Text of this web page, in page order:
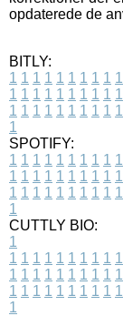
opdaterede de
BITLY:
1 1 1 1 1 1 1 1 1 1
1 1 1 1 1 1 1 1 1 1
1 1 1 1 1 1 1 1 1 1
1
SPOTIFY:
1 1 1 1 1 1 1 1 1 1
1 1 1 1 1 1 1 1 1 1
1 1 1 1 1 1 1 1 1 1
1
CUTTLY BIO:
1
1 1 1 1 1 1 1 1 1 1
1 1 1 1 1 1 1 1 1 1
1 1 1 1 1 1 1 1 1 1
1